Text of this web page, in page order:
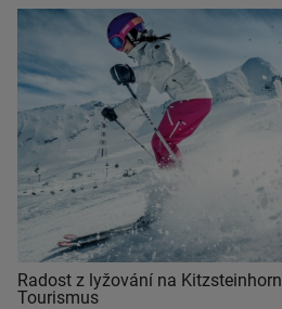
Radost z lyžování na
Tourismus